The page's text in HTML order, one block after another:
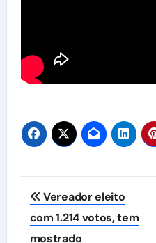
Navegação
de
Vereador eleito
com 1.214 votos, tem
mostrado